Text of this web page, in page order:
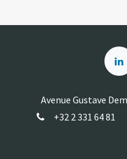
Avenue Gustave
+32 2 331 64 81